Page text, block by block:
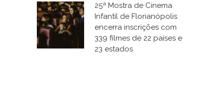
25ª Mostra de Cinema
Infantil de Florianópolis
encerra inscrições com
339 filmes de 22 países e
23 estados